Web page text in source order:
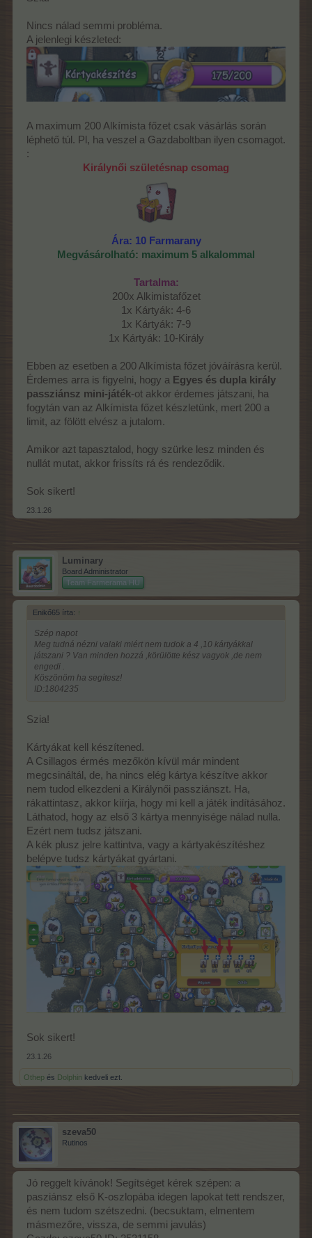
Nincs nálad semmi probléma.
A jelenlegi készleted:
A maximum 200 Alkímista főzet csak vásárlás során
léphető túl. Pl, ha veszel a Gazdaboltban ilyen csomagot.
:
Királynői születésnap csomag
Ára: 10 Farmarany
Megvásárolható: maximum 5 alkalommal
Tartalma:
200x Alkimistafőzet
1x Kártyák: 4-6
1x Kártyák: 7-9
1x Kártyák: 10-Király
Ebben az esetben a 200 Alkímista főzet jóváírásra kerül.
Érdemes arra is figyelni, hogy a Egyes és dupla király
passziánsz mini-játék-ot akkor érdemes játszani, ha
fogytán van az Alkímista főzet készletünk, mert 200 a
limit, az fölött elvész a jutalom.
Amikor azt tapasztalod, hogy szürke lesz minden és
nullát mutat, akkor frissíts rá és rendeződik.
Sok sikert!​
23.1.26
Luminary
Board Administrator
Team Farmerama HU
Enikő65 írta: ↑
Szép napot
Meg tudná nézni valaki miért nem tudok a 4 ,10 kártyákkal
játszani ? Van minden hozzá ,körülötte kész vagyok ,de nem
engedi .
Köszönöm ha segítesz!
ID:1804235
Szia!
Kártyákat kell készítened.
A Csillagos érmés mezőkön kívül már mindent
megcsináltál, de, ha nincs elég kártya készítve akkor
nem tudod elkezdeni a Királynői passziánszt. Ha,
rákattintasz, akkor kiírja, hogy mi kell a játék indításához.
Láthatod, hogy az első 3 kártya mennyisége nálad nulla.
Ezért nem tudsz játszani.
A kék plusz jelre kattintva, vagy a kártyakészítéshez
belépve tudsz kártyákat gyártani.
Sok sikert!
23.1.26
Othep és Dolphin kedveli ezt.
szeva50
Rutinos
Jó reggelt kívánok! Segítséget kérek szépen: a
pasziánsz első K-oszlopába idegen lapokat tett rendszer,
és nem tudom szétszedni. (becsuktam, elmentem
másmezőre, vissza, de semmi javulás)